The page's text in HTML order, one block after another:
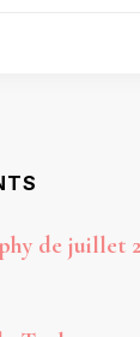
de juillet